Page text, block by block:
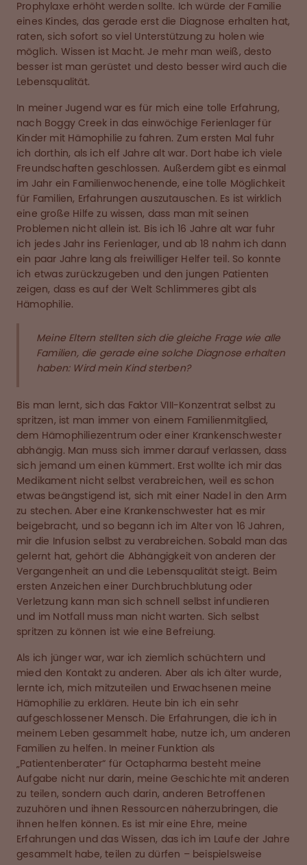
Prophylaxe erhöht werden sollte. Ich würde der Familie
eines Kindes, das gerade erst die Diagnose erhalten hat,
raten, sich sofort so viel Unterstützung zu holen wie
möglich. Wissen ist Macht. Je mehr man weiß, desto
besser ist man gerüstet und desto besser wird auch die
Lebensqualität.
In meiner Jugend war es für mich eine tolle Erfahrung,
nach Boggy Creek in das einwöchige Ferienlager für
Kinder mit Hämophilie zu fahren. Zum ersten Mal fuhr
ich dorthin, als ich elf Jahre alt war. Dort habe ich viele
Freundschaften geschlossen. Außerdem gibt es einmal
im Jahr ein Familienwochenende, eine tolle Möglichkeit
für Familien, Erfahrungen auszutauschen. Es ist wirklich
eine große Hilfe zu wissen, dass man mit seinen
Problemen nicht allein ist. Bis ich 16 Jahre alt war fuhr
ich jedes Jahr ins Ferienlager, und ab 18 nahm ich dann
ein paar Jahre lang als freiwilliger Helfer teil. So konnte
ich etwas zurückzugeben und den jungen Patienten
zeigen, dass es auf der Welt Schlimmeres gibt als
Hämophilie.
Meine Eltern stellten sich die gleiche Frage wie alle
Familien, die gerade eine solche Diagnose erhalten
haben: Wird mein Kind sterben?
Bis man lernt, sich das Faktor VIII-Konzentrat selbst zu
spritzen, ist man immer von einem Familienmitglied,
dem Hämophiliezentrum oder einer Krankenschwester
abhängig. Man muss sich immer darauf verlassen, dass
sich jemand um einen kümmert. Erst wollte ich mir das
Medikament nicht selbst verabreichen, weil es schon
etwas beängstigend ist, sich mit einer Nadel in den Arm
zu stechen. Aber eine Krankenschwester hat es mir
beigebracht, und so begann ich im Alter von 16 Jahren,
mir die Infusion selbst zu verabreichen. Sobald man das
gelernt hat, gehört die Abhängigkeit von anderen der
Vergangenheit an und die Lebensqualität steigt. Beim
ersten Anzeichen einer Durchbruchblutung oder
Verletzung kann man sich schnell selbst infundieren
und im Notfall muss man nicht warten. Sich selbst
spritzen zu können ist wie eine Befreiung.
Als ich jünger war, war ich ziemlich schüchtern und
mied den Kontakt zu anderen. Aber als ich älter wurde,
lernte ich, mich mitzuteilen und Erwachsenen meine
Hämophilie zu erklären. Heute bin ich ein sehr
aufgeschlossener Mensch. Die Erfahrungen, die ich in
meinem Leben gesammelt habe, nutze ich, um anderen
Familien zu helfen. In meiner Funktion als
„Patientenberater“ für Octapharma besteht meine
Aufgabe nicht nur darin, meine Geschichte mit anderen
zu teilen, sondern auch darin, anderen Betroffenen
zuzuhören und ihnen Ressourcen näherzubringen, die
ihnen helfen können. Es ist mir eine Ehre, meine
Erfahrungen und das Wissen, das ich im Laufe der Jahre
gesammelt habe, teilen zu dürfen – beispielsweise